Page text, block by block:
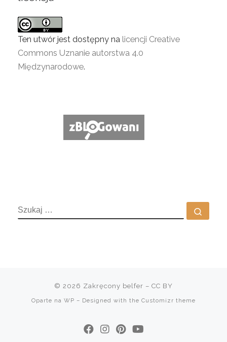
Ten utwór jest dostępny na licencji Creative
Commons Uznanie autorstwa 4.0
Międzynarodowe.
SZUKAJ
© 2026 Zakręcony belfer – CC BY
Oparte na WP – Designed with the Customizr theme